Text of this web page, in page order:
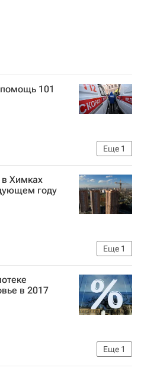
101
Еще 1
Химках
году
Еще 1
области)
в 2017
Еще 1